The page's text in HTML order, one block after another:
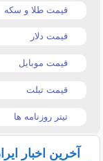
قیمت طلا و سکه
قیمت دلار
قیمت موبایل
قیمت تبلت
تیتر روزنامه ها
آخرین اخبار